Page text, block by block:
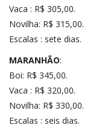
Vaca : R$ 305,00.
Novilha: R$ 315,00.
Escalas : sete dias.
MARANHÃO:
Boi: R$ 345,00.
Vaca : R$ 320,00.
Novilha: R$ 330,00.
Escalas : seis dias.